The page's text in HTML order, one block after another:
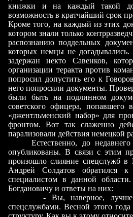
книжки и на каждый такой
возможность в кратчайший срок
Кроме того, на каждый из этих
котором знали только
распознанию поддельных
которых немцы не
задержан некто Савенков,
организации теракта против
попросил допустить его к
него попросили документы.
были быть на подлинном
советского офицера,
«джентльменский набор» для
фронтом. Вот так слаженно
парализовали действия немецкой
Естественно, до недавнего
опубликованы. В связи с этим
произошло слияние спецслужб в
Андрей Солдатов обратился
специалистом в данной
Богдановичу и ответы на них:
- Вы, наверное, лучше
спецслужбами. Весной этого